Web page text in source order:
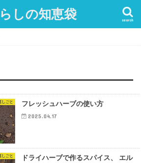
しの知恵袋 search
しごと フレッシュハーブの使い方
2025.04.17
しごと
ドライハーブで作るスパイス、 エル